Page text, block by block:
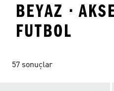
BEYAZ ·
FUTBOL
57 sonuçlar